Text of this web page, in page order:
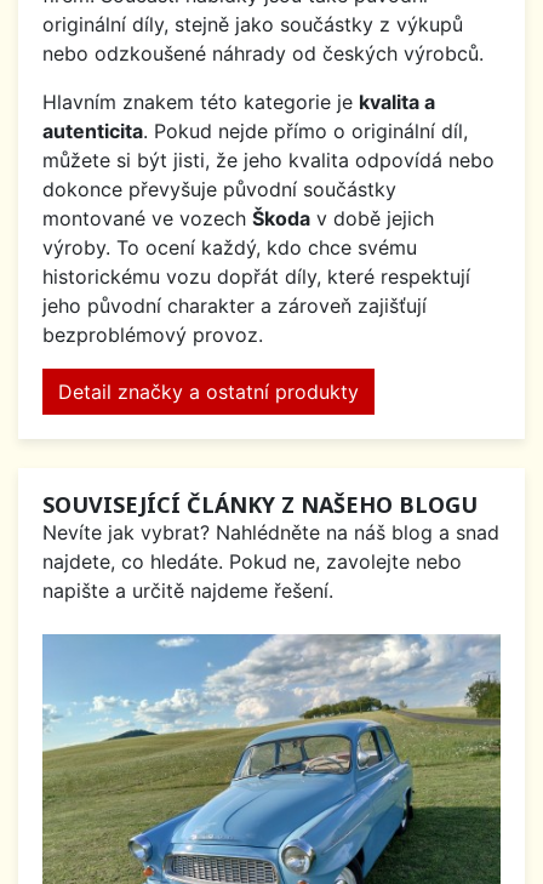
originální díly, stejně jako součástky z výkupů
nebo odzkoušené náhrady od českých výrobců.
Hlavním znakem této kategorie je kvalita a
autenticita. Pokud nejde přímo o originální díl,
můžete si být jisti, že jeho kvalita odpovídá nebo
dokonce převyšuje původní součástky
montované ve vozech Škoda v době jejich
výroby. To ocení každý, kdo chce svému
historickému vozu dopřát díly, které respektují
jeho původní charakter a zároveň zajišťují
bezproblémový provoz.
Detail značky a ostatní produkty
SOUVISEJÍCÍ ČLÁNKY Z NAŠEHO BLOGU
Nevíte jak vybrat? Nahlédněte na náš blog a snad
najdete, co hledáte. Pokud ne, zavolejte nebo
napište a určitě najdeme řešení.